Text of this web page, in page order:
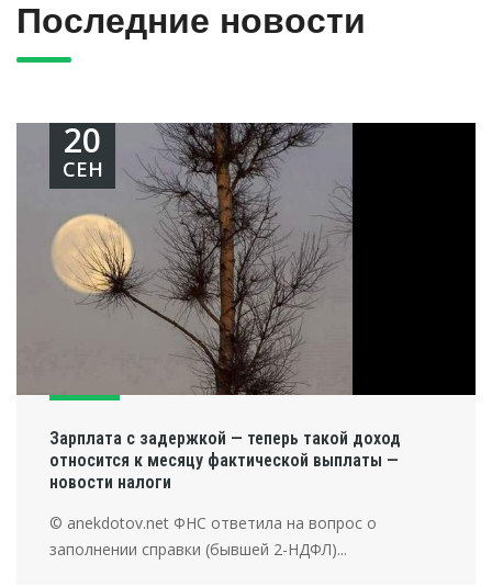
Последние новости
Зарплата с задержкой — теперь такой доход
относится к месяцу фактической выплаты —
новости налоги
20
СЕН
© anekdotov.net ФНС ответила на вопрос о
заполнении справки (бывшей 2-НДФЛ)...